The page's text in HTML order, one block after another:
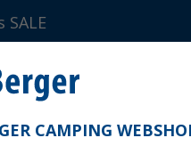
SALE
Einbaukühlschrank SB70F 55 Liter
CAMPING